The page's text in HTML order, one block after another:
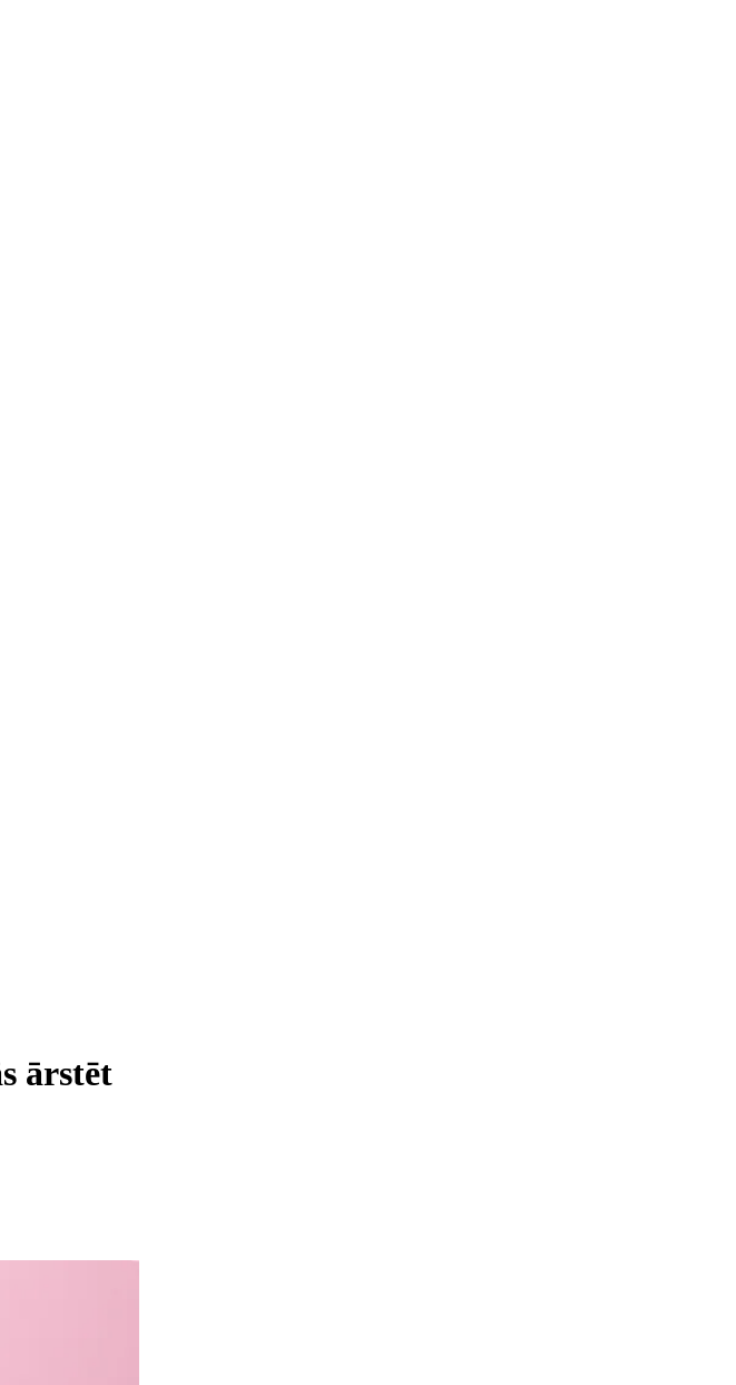
ārstēt